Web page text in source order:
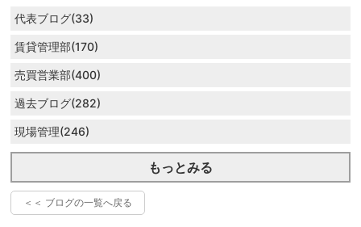
代表ブログ(33)
賃貸管理部(170)
売買営業部(400)
過去ブログ(282)
現場管理(246)
もっとみる
＜＜ ブログの一覧へ戻る